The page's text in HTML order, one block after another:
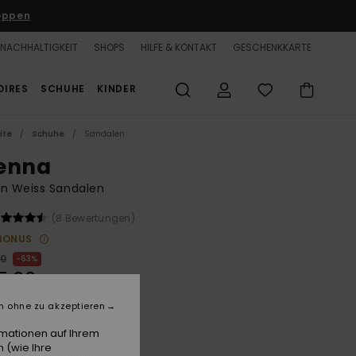
NACHHALTIGKEIT SHOPS HILFE & KONTAKT GESCHENKKARTE
SCHUHE KINDER
Schuhe Sandalen
Weiss Sandalen
(8 Bewertungen)
63%
auf Ihrem
(wie Ihre
ohne zu akzeptieren